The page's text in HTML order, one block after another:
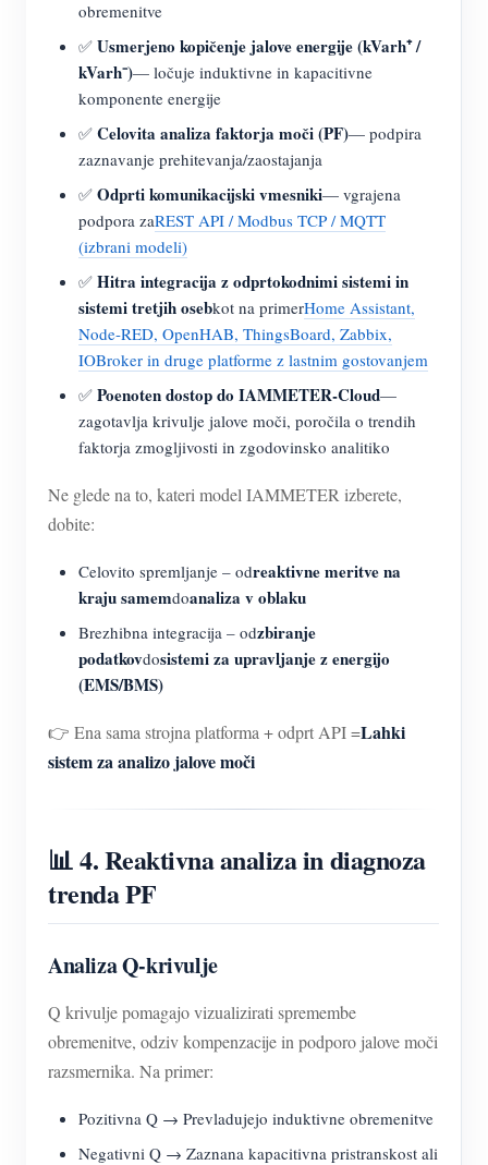
obremenitve
✅ Usmerjeno kopičenje jalove energije (kVarh⁺ /
kVarh⁻)— ločuje induktivne in kapacitivne
komponente energije
✅ Celovita analiza faktorja moči (PF)— podpira
zaznavanje prehitevanja/zaostajanja
✅ Odprti komunikacijski vmesniki— vgrajena
podpora zaREST API / Modbus TCP / MQTT
(izbrani modeli)
✅ Hitra integracija z odprtokodnimi sistemi in
sistemi tretjih osebkot na primerHome Assistant,
Node-RED, OpenHAB, ThingsBoard, Zabbix,
IOBroker in druge platforme z lastnim gostovanjem
✅ Poenoten dostop do IAMMETER-Cloud—
zagotavlja krivulje jalove moči, poročila o trendih
faktorja zmogljivosti in zgodovinsko analitiko
Ne glede na to, kateri model IAMMETER izberete,
dobite:
Celovito spremljanje – odreaktivne meritve na
kraju samemdoanaliza v oblaku
Brezhibna integracija – odzbiranje
podatkovdosistemi za upravljanje z energijo
(EMS/BMS)
👉 Ena sama strojna platforma + odprt API =Lahki
sistem za analizo jalove moči
📊 4. Reaktivna analiza in diagnoza
trenda PF
Analiza Q-krivulje
Q krivulje pomagajo vizualizirati spremembe
obremenitve, odziv kompenzacije in podporo jalove moči
razsmernika. Na primer:
Pozitivna Q → Prevladujejo induktivne obremenitve
Negativni Q → Zaznana kapacitivna pristranskost ali